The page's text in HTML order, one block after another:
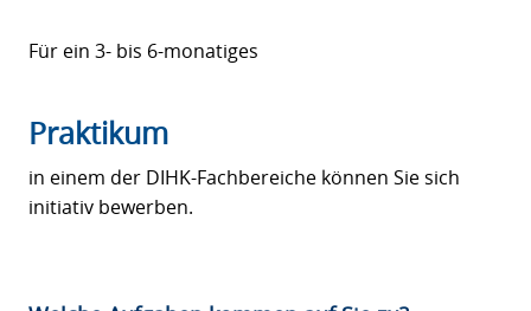
Für ein 3- bis 6-monatiges
Praktikum
in einem der DIHK-Fachbereiche können Sie sich
initiativ bewerben.